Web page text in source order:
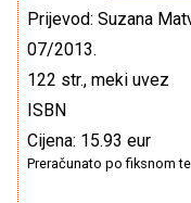
Prijevod: Suzana
07/2013.
122 str., meki uvez
ISBN
Cijena: 15.93 eur
Preračunato po fiksnom